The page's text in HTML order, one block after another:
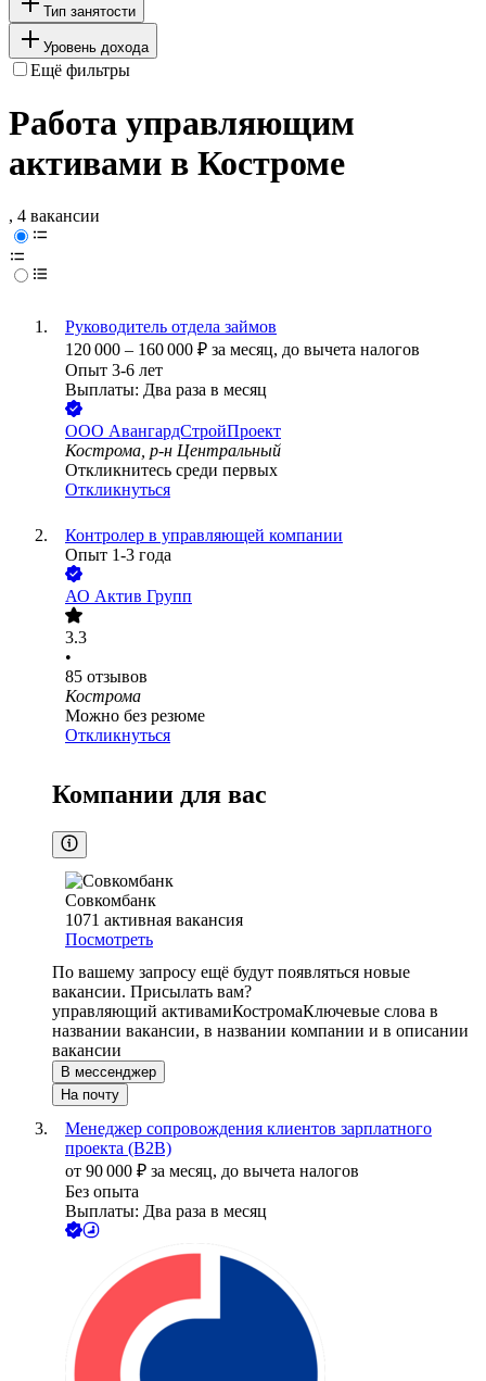
Тип занятости
Уровень дохода
Ещё фильтры
Работа управляющим
активами в Костроме
, 4 вакансии
Руководитель отдела займов
120 000 – 160 000 ₽ за месяц, до вычета налогов
Опыт 3-6 лет
Выплаты: Два раза в месяц
ООО АвангардСтройПроект
Кострома, р-н Центральный
Откликнитесь среди первых
Откликнуться
Контролер в управляющей компании
Опыт 1-3 года
АО Актив Групп
3.3
•
85 отзывов
Кострома
Можно без резюме
Откликнуться
Компании для вас
Совкомбанк
1071 активная вакансия
Посмотреть
По вашему запросу ещё будут появляться новые
вакансии. Присылать вам?
управляющий активамиКостромаКлючевые слова в
названии вакансии, в названии компании и в описании
вакансии
В мессенджер
На почту
Менеджер сопровождения клиентов зарплатного
проекта (B2B)
от 90 000 ₽ за месяц, до вычета налогов
Без опыта
Выплаты: Два раза в месяц